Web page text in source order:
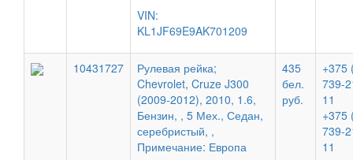
VIN:
KL1JF69E9AK701209
10431727
Рулевая рейка;
Chevrolet, Cruze J300
(2009-2012), 2010, 1.6,
Бензин, , 5 Мех., Седан,
серебристый, ,
Примечание: Европа
435
бел.
руб.
+375
739-
11
+375
739-
11